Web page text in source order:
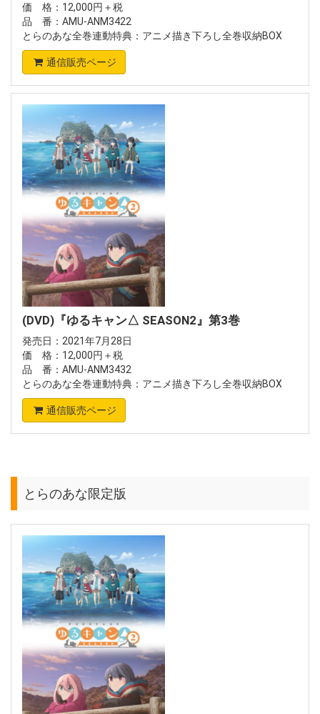
価 格：12,000円＋税
品 番：AMU-ANM3422
とらのあな全巻連動特典：アニメ描き下ろし全巻収納BOX
通信販売ページ
(DVD)『ゆるキャン△ SEASON2』第3巻
発売日：2021年7月28日
価 格：12,000円＋税
品 番：AMU-ANM3432
とらのあな全巻連動特典：アニメ描き下ろし全巻収納BOX
通信販売ページ
とらのあな限定版